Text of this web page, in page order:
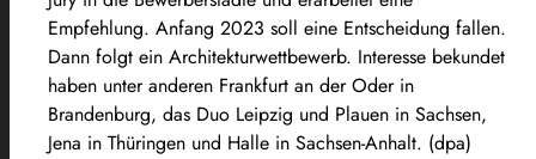
Empfehlung. Anfang 2023 soll eine Entscheidung fallen.
Dann folgt ein Architekturwettbewerb. Interesse bekundet
haben unter anderen Frankfurt an der Oder in
Brandenburg, das Duo Leipzig und Plauen in Sachsen,
Jena in Thüringen und Halle in Sachsen-Anhalt. (dpa)